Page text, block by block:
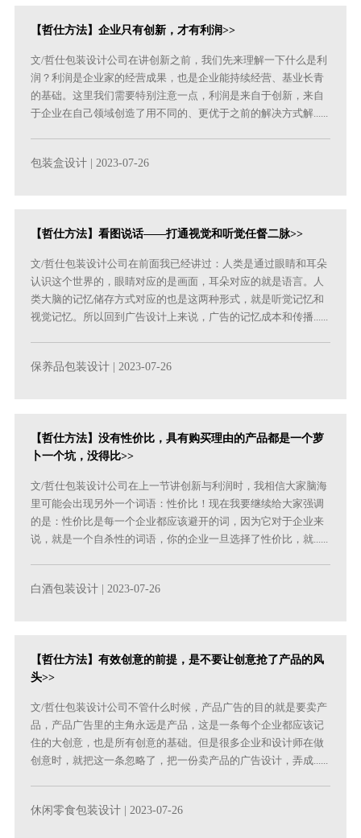
【哲仕方法】企业只有创新，才有利润>>
文/哲仕包装设计公司在讲创新之前，我们先来理解一下什么是利
润？利润是企业家的经营成果，也是企业能持续经营、基业长青
的基础。这里我们需要特别注意一点，利润是来自于创新，来自
于企业在自己领域创造了用不同的、更优于之前的解决方式解......
包装盒设计 | 2023-07-26
【哲仕方法】看图说话——打通视觉和听觉任督二脉>>
文/哲仕包装设计公司在前面我已经讲过：人类是通过眼睛和耳朵
认识这个世界的，眼睛对应的是画面，耳朵对应的就是语言。人
类大脑的记忆储存方式对应的也是这两种形式，就是听觉记忆和
视觉记忆。所以回到广告设计上来说，广告的记忆成本和传播......
保养品包装设计 | 2023-07-26
【哲仕方法】没有性价比，具有购买理由的产品都是一个萝
卜一个坑，没得比>>
文/哲仕包装设计公司在上一节讲创新与利润时，我相信大家脑海
里可能会出现另外一个词语：性价比！现在我要继续给大家强调
的是：性价比是每一个企业都应该避开的词，因为它对于企业来
说，就是一个自杀性的词语，你的企业一旦选择了性价比，就......
白酒包装设计 | 2023-07-26
【哲仕方法】有效创意的前提，是不要让创意抢了产品的风
头>>
文/哲仕包装设计公司不管什么时候，产品广告的目的就是要卖产
品，产品广告里的主角永远是产品，这是一条每个企业都应该记
住的大创意，也是所有创意的基础。但是很多企业和设计师在做
创意时，就把这一条忽略了，把一份卖产品的广告设计，弄成......
休闲零食包装设计 | 2023-07-26